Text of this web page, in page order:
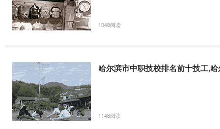
1048阅读
哈尔滨市中职技校排名前十技工,
1148阅读